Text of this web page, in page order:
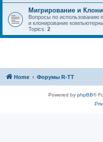
Мигрирование и
Вопросы по использованию
и клонирование
Topics: 2
Home Форумы R-TT
Powered by phpBB®